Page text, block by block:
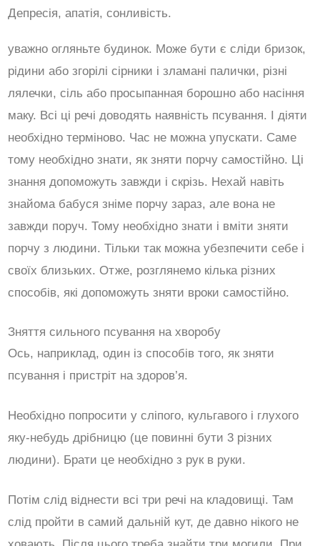
Депресія, апатія, сонливість.
уважно огляньте будинок. Може бути є сліди бризок,
рідини або згорілі сірники і зламані палички, різні
лялечки, сіль або просыпанная борошно або насіння
маку. Всі ці речі доводять наявність псування. І діяти
необхідно терміново. Час не можна упускати. Саме
тому необхідно знати, як зняти порчу самостійно. Ці
знання допоможуть завжди і скрізь. Нехай навіть
знайома бабуся зніме порчу зараз, але вона не
завжди поруч. Тому необхідно знати і вміти зняти
порчу з людини. Тільки так можна убезпечити себе і
своїх близьких. Отже, розглянемо кілька різних
способів, які допоможуть зняти вроки самостійно.
Зняття сильного псування на хворобу
Ось, наприклад, один із способів того, як зняти
псування і пристріт на здоров’я.
Необхідно попросити у сліпого, кульгавого і глухого
яку-небудь дрібницю (це повинні бути 3 різних
людини). Брати це необхідно з рук в руки.
Потім слід віднести всі три речі на кладовищі. Там
слід пройти в самий дальній кут, де давно нікого не